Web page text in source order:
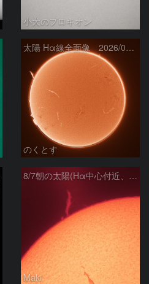
小犬のプロキオン
太陽 Hα線全面像 2026/08/07
のくとす
8/7朝の太陽(Hα中心付近、プロミネンス)
Maki